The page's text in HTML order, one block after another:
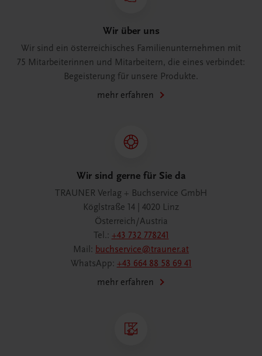
Wir über uns
Wir sind ein österreichisches Familienunternehmen mit
75 Mitarbeiterinnen und Mitarbeitern, die eines verbindet:
Begeisterung für unsere Produkte.
mehr erfahren
Wir sind gerne für Sie da
TRAUNER Verlag + Buchservice GmbH
Köglstraße 14 | 4020 Linz
Österreich/Austria
Tel.: +43 732 778241
Mail: buchservice@trauner.at
WhatsApp: +43 664 88 58 69 41
mehr erfahren